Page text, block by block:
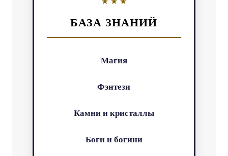
БАЗА ЗНАНИЙ
Магия
Фэнтези
Камни и кристаллы
Боги и богини